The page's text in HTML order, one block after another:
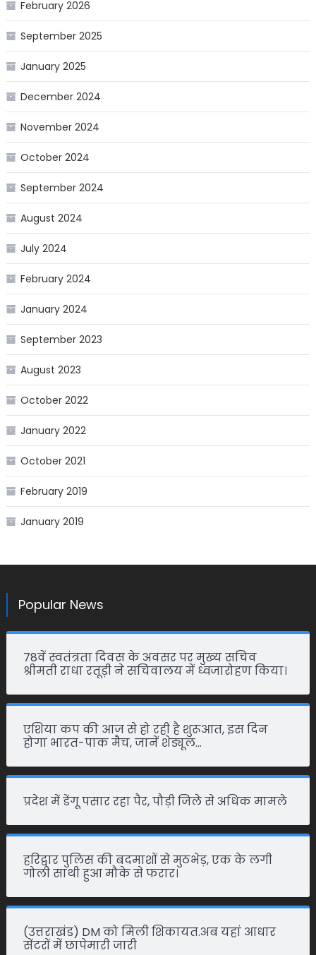
February 2026
September 2025
January 2025
December 2024
November 2024
October 2024
September 2024
August 2024
July 2024
February 2024
January 2024
September 2023
August 2023
October 2022
January 2022
October 2021
February 2019
January 2019
Popular News
78वें स्वतंत्रता दिवस के अवसर पर मुख्य सचिव
श्रीमती राधा रतूड़ी ने सचिवालय में ध्वजारोहण किया।
एशिया कप की आज से हो रही है शुरूआत, इस दिन
होगा भारत-पाक मैच, जानें शेड्यूल…
प्रदेश में डेंगू पसार रहा पैर, पौड़ी जिले से अधिक मामले
हरिद्वार पुलिस की बदमाशों से मुठभेड़, एक के लगी
गोली साथी हुआ मौके से फरार।
(उत्तराखंड) DM को मिली शिकायत.अब यहां आधार
सेंटरों में छापेमारी जारी